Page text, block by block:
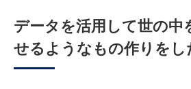
データを活用して世の中
せるようなもの作りをし